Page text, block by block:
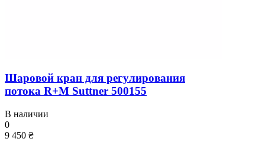
Шаровой кран для регулирования
потока R+M Suttner 500155
В наличии
0
9 450 ₴